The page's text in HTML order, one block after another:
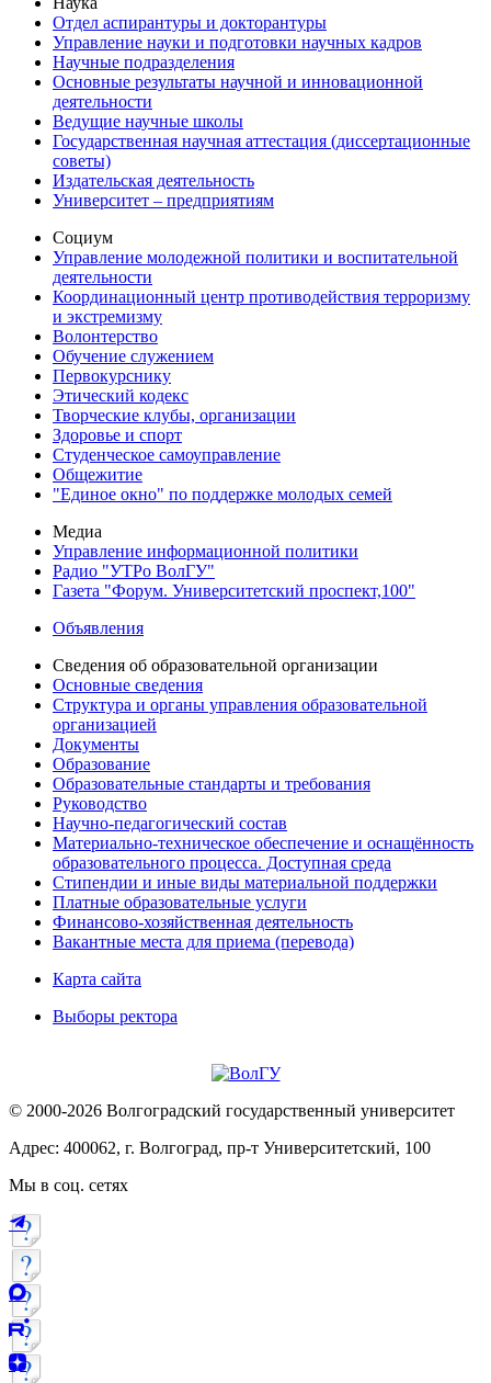
Отдел аспирантуры и докторантуры
Управление науки и подготовки научных кадров
Научные подразделения
Основные результаты научной и инновационной
деятельности
Ведущие научные школы
Государственная научная аттестация (диссертационные
советы)
Издательская деятельность
Университет – предприятиям
Социум
Управление молодежной политики и воспитательной
деятельности
Координационный центр противодействия терроризму
и экстремизму
Волонтерство
Обучение служением
Первокурснику
Этический кодекс
Творческие клубы, организации
Здоровье и спорт
Студенческое самоуправление
Общежитие
"Единое окно" по поддержке молодых семей
Медиа
Управление информационной политики
Радио "УТРо ВолГУ"
Газета "Форум. Университетский проспект,100"
Объявления
Сведения об образовательной организации
Основные сведения
Структура и органы управления образовательной
организацией
Документы
Образование
Образовательные стандарты и требования
Руководство
Научно-педагогический состав
Материально-техническое обеспечение и оснащённость
образовательного процесса. Доступная среда
Стипендии и иные виды материальной поддержки
Платные образовательные услуги
Финансово-хозяйственная деятельность
Вакантные места для приема (перевода)
Карта сайта
Выборы ректора
© 2000-2026 Волгоградский государственный университет
Адрес: 400062, г. Волгоград, пр-т Университетский, 100
Мы в соц. сетях